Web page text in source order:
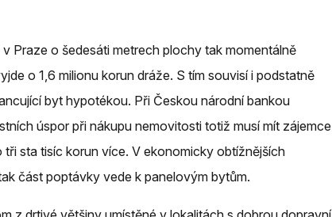
Praze o šedesáti metrech plochy tak momentálně
o 1,6 milionu korun dráže. S tím souvisí i podstatně
byt hypotékou. Při Českou národní bankou
úspor při nákupu nemovitosti totiž musí mít zájemce
sta tisíc korun více. V ekonomicky obtížnějších
část poptávky vede k panelovým bytům.